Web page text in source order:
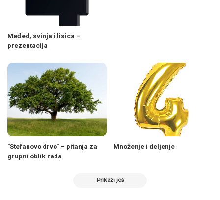
Međed, svinja i lisica –
prezentacija
"Stefanovo drvo" – pitanja za
grupni oblik rada
Množenje i deljenje
Prikaži još